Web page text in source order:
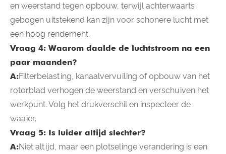
en weerstand tegen opbouw, terwijl achterwaarts
gebogen uitstekend kan zijn voor schonere lucht met
een hoog rendement.
Vraag 4: Waarom daalde de luchtstroom na een
paar maanden?
A:Filterbelasting, kanaalvervuiling of opbouw van het
rotorblad verhogen de weerstand en verschuiven het
werkpunt. Volg het drukverschil en inspecteer de
waaier.
Vraag 5: Is luider altijd slechter?
A:Niet altijd, maar een plotselinge verandering is een